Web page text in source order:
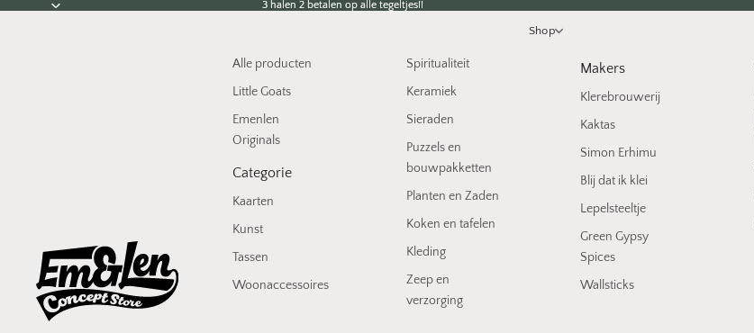
3 halen 2 betalen op alle tegeltjes!!
3 halen 2 betalen op alle tegeltjes!!
Shop
Alle producten
Little Goats
Emenlen
Originals
Categorie
Kaarten
Kunst
Tassen
Woonaccessoires
Spiritualiteit
Keramiek
Sieraden
Puzzels en
bouwpakketten
Planten en Zaden
Koken en tafelen
Kleding
Zeep en
verzorging
Makers
Klerebrouwerij
Kaktas
Simon Erhimu
Blij dat ik klei
Lepelsteeltje
Green Gypsy
Spices
Wallsticks